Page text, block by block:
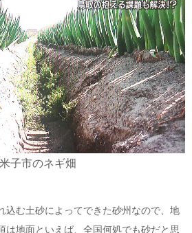
米子市のネギ畑
込む土砂によってできた砂州なので、地
は地面といえば、全国何処でも砂だと思